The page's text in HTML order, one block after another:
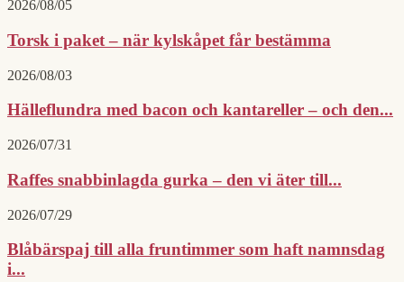
2026/08/05
Torsk i paket – när kylskåpet får bestämma
2026/08/03
Hälleflundra med bacon och kantareller – och den...
2026/07/31
Raffes snabbinlagda gurka – den vi äter till...
2026/07/29
Blåbärspaj till alla fruntimmer som haft namnsdag
i...